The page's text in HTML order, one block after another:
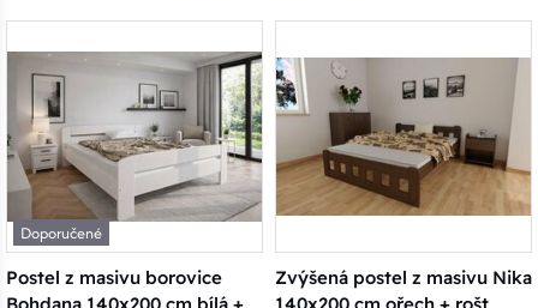
Doporučené
Postel z masivu borovice
Zvýšená postel z masivu Nika